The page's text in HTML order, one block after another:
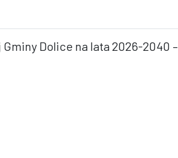
Dolice na lata 2026-2040 –